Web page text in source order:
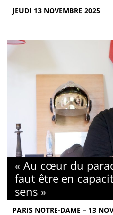
JEUDI 13 NOVEMBRE 2025
« Au cœur du
faut être en
sens »
PARIS NOTRE-DAME – 13